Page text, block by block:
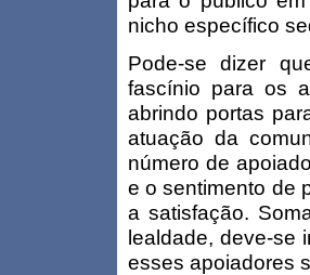
nicho específico
Pode-se dizer
fascínio para os
abrindo portas
atuação da
número de
e o sentimento de
a satisfação.
lealdade, deve-se
esses apoiadores